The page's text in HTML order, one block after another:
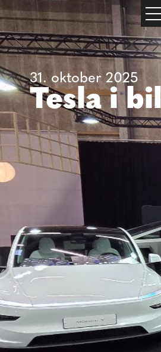
31. oktober 2025
Tesla i